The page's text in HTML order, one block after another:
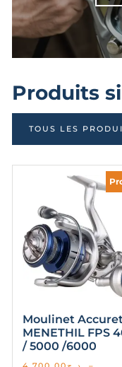
Produits
TOUS LES
Moulinet
MENETHIL FPS
/ 5000 /6000